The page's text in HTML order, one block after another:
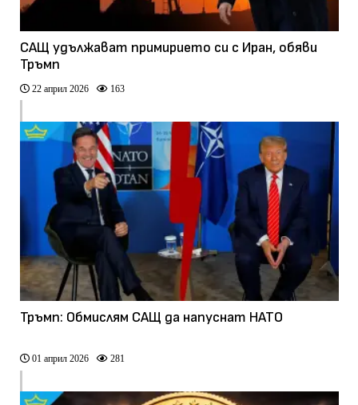
САЩ удължават примирието си с Иран, обяви
Тръмп
22 април 2026 163
Тръмп: Обмислям САЩ да напуснат НАТО
01 април 2026 281